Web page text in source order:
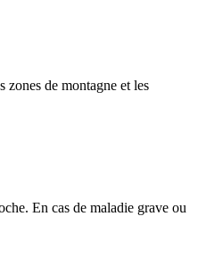
zones de montagne et les
En cas de maladie grave ou